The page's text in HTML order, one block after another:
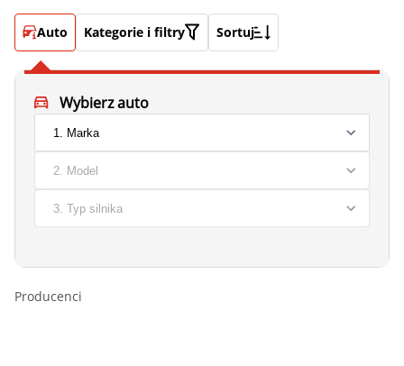
Auto Kategorie i filtry Sortuj
Wybierz auto
Producenci